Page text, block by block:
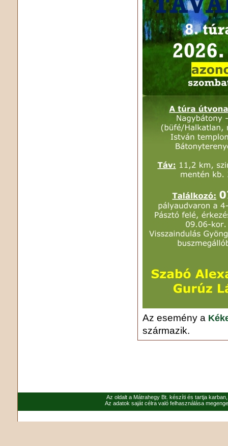
Az esemény a
származik.
Az oldalt a Mátrahegy Bt. készíti és tartja
Az adatok saját célra való felhasználása